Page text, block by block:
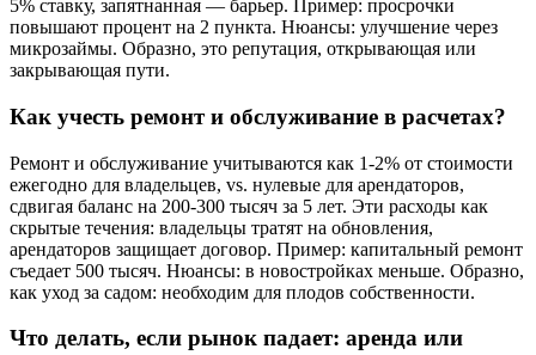
5% ставку, запятнанная — барьер. Пример: просрочки
повышают процент на 2 пункта. Нюансы: улучшение через
микрозаймы. Образно, это репутация, открывающая или
закрывающая пути.
Как учесть ремонт и обслуживание в расчетах?
Ремонт и обслуживание учитываются как 1-2% от стоимости
ежегодно для владельцев, vs. нулевые для арендаторов,
сдвигая баланс на 200-300 тысяч за 5 лет. Эти расходы как
скрытые течения: владельцы тратят на обновления,
арендаторов защищает договор. Пример: капитальный ремонт
съедает 500 тысяч. Нюансы: в новостройках меньше. Образно,
как уход за садом: необходим для плодов собственности.
Что делать, если рынок падает: аренда или